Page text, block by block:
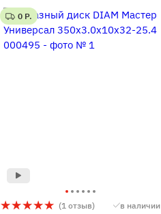
0 Р.
Алмазный
5
1 (1 отзыв) в наличии